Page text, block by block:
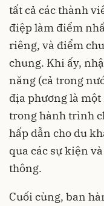
tất cả các thành
điệp làm điểm
riêng, và điểm
chung. Khi ấy,
năng (cả trong
địa phương là
trong hành trình
hấp dẫn cho du
qua các sự kiện
thông.
Cuối cùng, ban